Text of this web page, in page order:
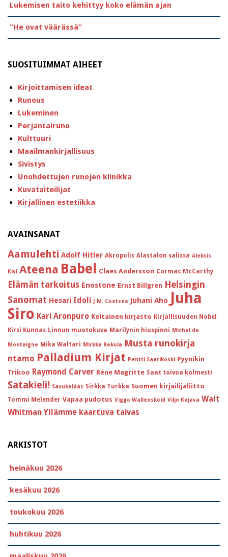
Lukemisen taito kehittyy koko elämän ajan
”He ovat väärässä”
SUOSITUIMMAT AIHEET
Kirjoittamisen ideat
Runous
Lukeminen
Perjantairuno
Kulttuuri
Maailmankirjallisuus
Sivistys
Unohdettujen runojen klinikka
Kuvataiteilijat
Kirjallinen estetiikka
AVAINSANAT
Aamulehti Adolf Hitler Akropolis Alastalon salissa Aleksis
Kivi Ateena Babel Claes Andersson Cormac McCarthy
Elämän tarkoitus Enostone Ernst Billgren Helsingin
Sanomat Hesari Idoli J.M. Coetzee Juhani Aho Juha
Siro Kari Aronpuro Keltainen kirjasto Kirjallisuuden Nobel
Kirsi Kunnas Linnun muotokuva Marilynin hiuspinni Michel de
Montaigne Mika Waltari Mirkka Rekola Musta runokirja
ntamo Palladium Kirjat Pentti Saarikoski Pyynikin
Trikoo Raymond Carver Réne Magritte Saat toivoa kolmesti
Satakieli! Savukeidas Sirkka Turkka Suomen kirjailijaliitto
Tommi Melender Vapaa pudotus Viggo Wallensköld Viljo Kajava Walt
Whitman Yllämme kaartuva taivas
ARKISTOT
heinäkuu 2026
kesäkuu 2026
toukokuu 2026
huhtikuu 2026